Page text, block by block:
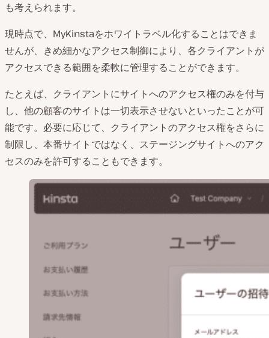
も考えられます。
現時点で、MyKinstaをホワイトラベル化することはできま
せんが、きめ細かなアクセス制御により、各クライアントが
アクセスできる範囲を柔軟に管理することができます。
たとえば、クライアントにサイトへのアクセス権のみを付与
し、他の顧客のサイトは一切表示させないといったことが可
能です。必要に応じて、クライアントのアクセス権をさらに
制限し、本番サイトではなく、ステージングサイトへのアク
セスのみを許可することもできます。